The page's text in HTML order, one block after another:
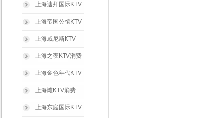
上海迪拜国际KTV
上海帝国公馆KTV
上海威尼斯KTV
上海之夜KTV消费
上海金色年代KTV
上海滩KTV消费
上海东庭国际KTV